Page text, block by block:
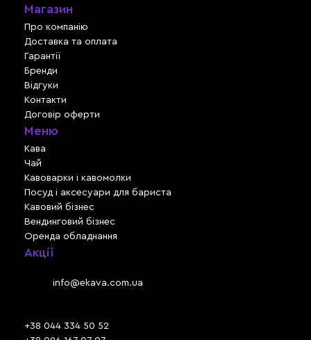
Магазин
Про компанію
Доставка та оплата
Гарантії
Бренди
Відгуки
Контакти
Договір оферти
Меню
Кава
Чай
Кавоварки і кавомолки
Посуд і аксесуари для бариста
Кавовий бізнес
Вендинговий бізнес
Оренда обладнання
Акції
info@ekava.com.ua
+38 044 334 50 52